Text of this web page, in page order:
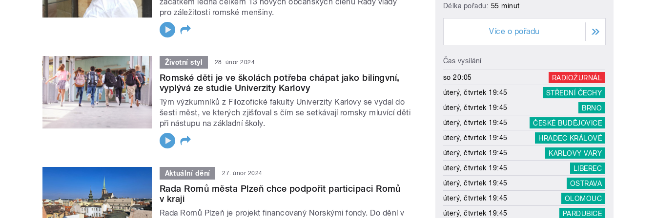
pro záležitosti romské menšiny.
Životní styl 28. únor 2024
Romské děti je ve školách potřeba chápat jako bilingvní,
vyplývá ze studie Univerzity Karlovy
Tým výzkumníků z Filozofické fakulty Univerzity Karlovy se vydal do
šesti měst, ve kterých zjišťoval s čím se setkávají romsky mluvící děti
při nástupu na základní školy.
Aktuální dění 27. únor 2024
Rada Romů města Plzeň chce podpořit participaci Romů
v kraji
Rada Romů Plzeň je projekt financovaný Norskými fondy. Do dění v
Délka pořadu: 55 minut
Více o pořadu
Čas vysílání
so 20:05
RADIOŽURNÁL
úterý, čtvrtek 19:45
STŘEDNÍ ČECHY
úterý, čtvrtek 19:45
BRNO
úterý, čtvrtek 19:45
ČESKÉ BUDĚJOVICE
úterý, čtvrtek 19:45
HRADEC KRÁLOVÉ
úterý, čtvrtek 19:45
KARLOVY VARY
úterý, čtvrtek 19:45
LIBEREC
úterý, čtvrtek 19:45
OSTRAVA
úterý, čtvrtek 19:45
OLOMOUC
úterý, čtvrtek 19:45
PARDUBICE